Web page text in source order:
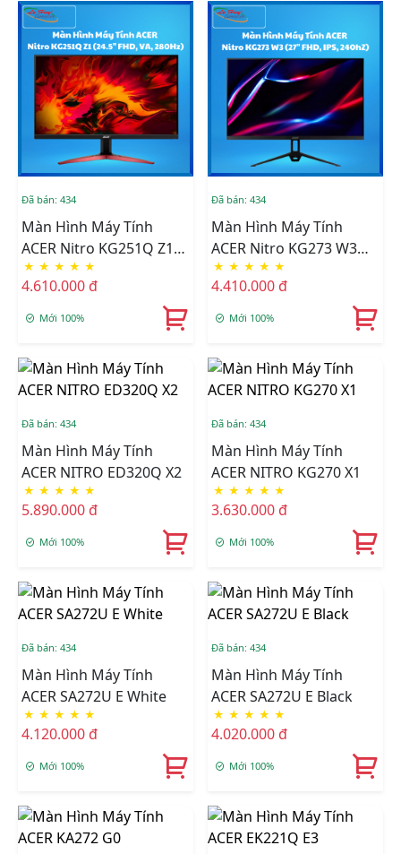
Đã bán: 434
Màn Hình Máy Tính
ACER Nitro KG251Q Z1
(24.5Inch, FHD, VA,
280Hz)
★ ★ ★ ★ ★
4.610.000 đ
Mới 100%
Đã bán: 434
Màn Hình Máy Tính
ACER Nitro KG273 W3
(27Inch, FHD, IPS, 240hZ)
★ ★ ★ ★ ★
4.410.000 đ
Mới 100%
Đã bán: 434
Màn Hình Máy Tính
ACER NITRO ED320Q X2
★ ★ ★ ★ ★
5.890.000 đ
Mới 100%
Đã bán: 434
Màn Hình Máy Tính
ACER NITRO KG270 X1
★ ★ ★ ★ ★
3.630.000 đ
Mới 100%
Đã bán: 434
Màn Hình Máy Tính
ACER SA272U E White
★ ★ ★ ★ ★
4.120.000 đ
Mới 100%
Đã bán: 434
Màn Hình Máy Tính
ACER SA272U E Black
★ ★ ★ ★ ★
4.020.000 đ
Mới 100%